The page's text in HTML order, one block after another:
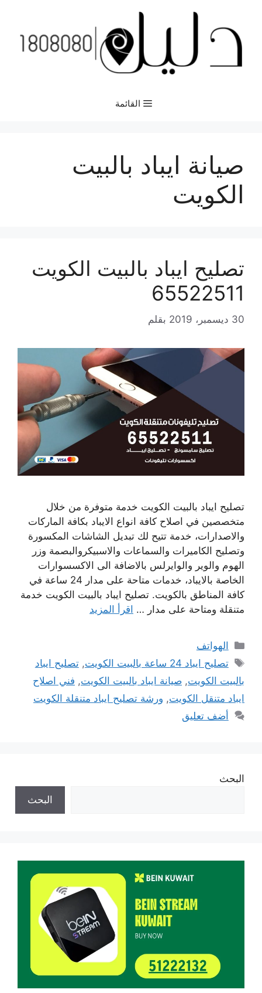
المحتوى
القائمة
صيانة ايباد بالبيت
الكويت
تصليح ايباد بالبيت الكويت
65522511
30 ديسمبر، 2019 بقلم
تصليح ايباد بالبيت الكويت خدمة متوفرة من خلال
متخصصين في اصلاح كافة انواع الايباد بكافة الماركات
والاصدارات، خدمة تتيح لك تبديل الشاشات المكسورة
وتصليح الكاميرات والسماعات والاسبيكروالبصمة وزر
الهوم والوير والوايرلس بالاضافة الى الاكسسوارات
الخاصة بالايباد، خدمات متاحة على مدار 24 ساعة في
كافة المناطق بالكويت. تصليح ايباد بالبيت الكويت خدمة
متنقلة ومتاحة على مدار … اقرأ المزيد
التصنيفات
الهواتف
الوسوم
تصليح ايباد 24 ساعة بالبيت الكويت ,تصليح ايباد
بالبيت الكويت, صيانة ايباد بالبيت الكويت, فني اصلاح
ايباد متنقل الكويت, ورشة تصليح ايباد متنقلة الكويت
أضف تعليق
البحث
البحث